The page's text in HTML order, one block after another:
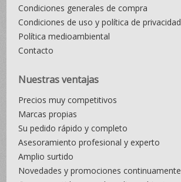
Condiciones generales de compra
Condiciones de uso y política de privacidad
Política medioambiental
Contacto
Nuestras ventajas
Precios muy competitivos
Marcas propias
Su pedido rápido y completo
Asesoramiento profesional y experto
Amplio surtido
Novedades y promociones continuamente